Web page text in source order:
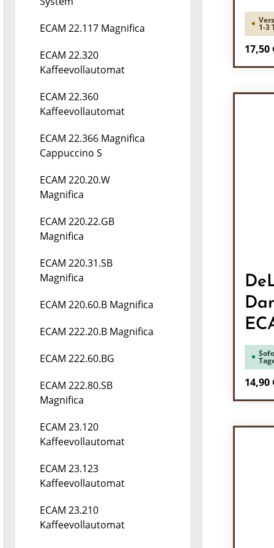
ECAM 22.117 Magnifica
ECAM 22.320
Kaffeevollautomat
ECAM 22.360
Kaffeevollautomat
ECAM 22.366 Magnifica
Cappuccino S
ECAM 220.20.W
Magnifica
ECAM 220.22.GB
Magnifica
ECAM 220.31.SB
Magnifica
ECAM 220.60.B Magnifica
ECAM 222.20.B Magnifica
ECAM 222.60.BG
ECAM 222.80.SB
Magnifica
ECAM 23.120
Kaffeevollautomat
ECAM 23.123
Kaffeevollautomat
ECAM 23.210
Kaffeevollautomat
1-3
17,50
14,90